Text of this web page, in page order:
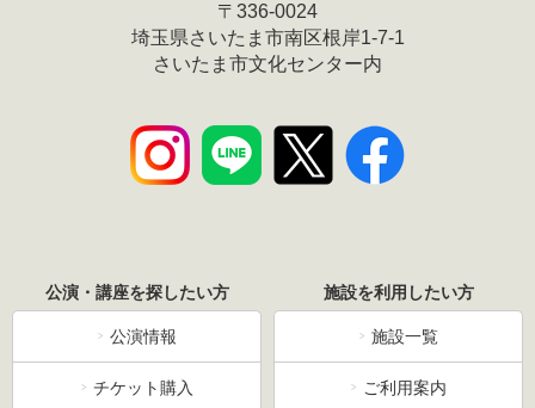
〒336-0024
埼玉県さいたま市南区根岸1-7-1
さいたま市文化センター内
公演・講座を探したい方
公演情報
チケット購入
施設を利用したい方
施設一覧
ご利用案内